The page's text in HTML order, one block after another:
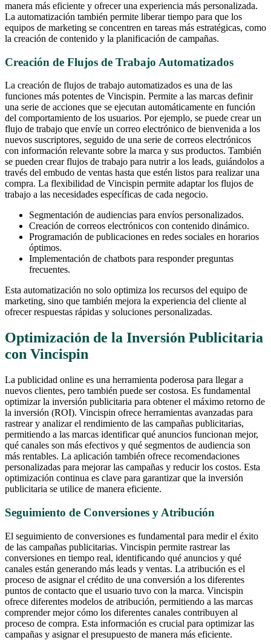
manera más eficiente y ofrecer una experiencia más personalizada.
La automatización también permite liberar tiempo para que los
equipos de marketing se concentren en tareas más estratégicas, como
la creación de contenido y la planificación de campañas.
Creación de Flujos de Trabajo Automatizados
La creación de flujos de trabajo automatizados es una de las
funciones más potentes de Vincispin. Permite a las marcas definir
una serie de acciones que se ejecutan automáticamente en función
del comportamiento de los usuarios. Por ejemplo, se puede crear un
flujo de trabajo que envíe un correo electrónico de bienvenida a los
nuevos suscriptores, seguido de una serie de correos electrónicos
con información relevante sobre la marca y sus productos. También
se pueden crear flujos de trabajo para nutrir a los leads, guiándolos a
través del embudo de ventas hasta que estén listos para realizar una
compra. La flexibilidad de Vincispin permite adaptar los flujos de
trabajo a las necesidades específicas de cada negocio.
Segmentación de audiencias para envíos personalizados.
Creación de correos electrónicos con contenido dinámico.
Programación de publicaciones en redes sociales en horarios
óptimos.
Implementación de chatbots para responder preguntas
frecuentes.
Esta automatización no solo optimiza los recursos del equipo de
marketing, sino que también mejora la experiencia del cliente al
ofrecer respuestas rápidas y soluciones personalizadas.
Optimización de la Inversión Publicitaria
con Vincispin
La publicidad online es una herramienta poderosa para llegar a
nuevos clientes, pero también puede ser costosa. Es fundamental
optimizar la inversión publicitaria para obtener el máximo retorno de
la inversión (ROI). Vincispin ofrece herramientas avanzadas para
rastrear y analizar el rendimiento de las campañas publicitarias,
permitiendo a las marcas identificar qué anuncios funcionan mejor,
qué canales son más efectivos y qué segmentos de audiencia son
más rentables. La aplicación también ofrece recomendaciones
personalizadas para mejorar las campañas y reducir los costos. Esta
optimización continua es clave para garantizar que la inversión
publicitaria se utilice de manera eficiente.
Seguimiento de Conversiones y Atribución
El seguimiento de conversiones es fundamental para medir el éxito
de las campañas publicitarias. Vincispin permite rastrear las
conversiones en tiempo real, identificando qué anuncios y qué
canales están generando más leads y ventas. La atribución es el
proceso de asignar el crédito de una conversión a los diferentes
puntos de contacto que el usuario tuvo con la marca. Vincispin
ofrece diferentes modelos de atribución, permitiendo a las marcas
comprender mejor cómo los diferentes canales contribuyen al
proceso de compra. Esta información es crucial para optimizar las
campañas y asignar el presupuesto de manera más eficiente.